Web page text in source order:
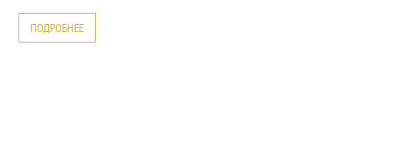
ПОДРОБНЕЕ